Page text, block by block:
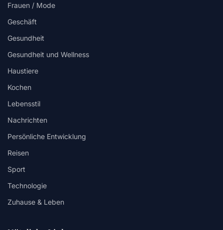
Frauen / Mode
Geschäft
Gesundheit
Gesundheit und Wellness
Haustiere
Kochen
Lebensstil
Nachrichten
Persönliche Entwicklung
Reisen
Sport
Technologie
Zuhause & Leben